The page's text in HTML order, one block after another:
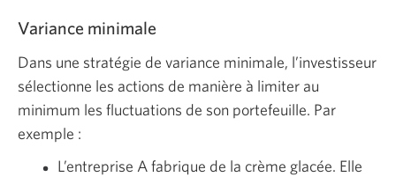
Variance minimale
Dans une stratégie de variance minimale, l’investisseur
sélectionne les actions de manière à limiter au
minimum les fluctuations de son portefeuille. Par
exemple :
L’entreprise A fabrique de la crème glacée. Elle